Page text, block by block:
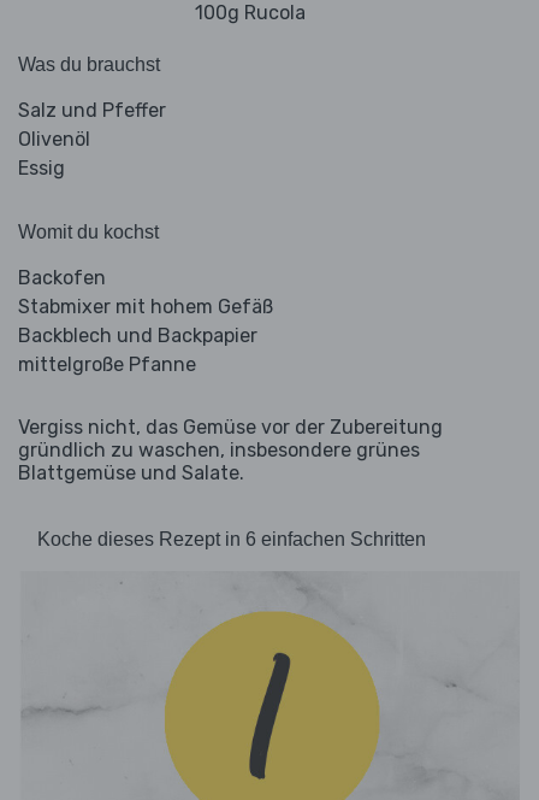
100g Rucola
Was du brauchst
Salz und Pfeffer
Olivenöl
Essig
Womit du kochst
Backofen
Stabmixer mit hohem Gefäß
Backblech und Backpapier
mittelgroße Pfanne
Vergiss nicht, das Gemüse vor der Zubereitung
gründlich zu waschen, insbesondere grünes
Blattgemüse und Salate.
Koche dieses Rezept in 6 einfachen Schritten